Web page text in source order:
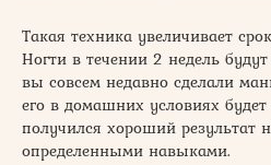
Такая техника увеличивает
Ногти в течении 2 недель
вы совсем недавно сделали
его в домашних условиях
получился хороший результат
определенными навыками.